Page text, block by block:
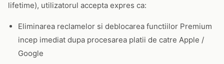
lifetime), utilizatorul accepta expres ca:
Eliminarea reclamelor si deblocarea functiilor Premium
incep imediat dupa procesarea platii de catre Apple /
Google